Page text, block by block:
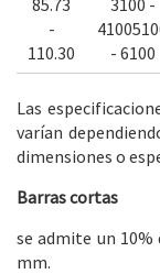
-
110.30
- 6100
Las
varían
dimensiones o
Barras cortas
se admite un
mm.